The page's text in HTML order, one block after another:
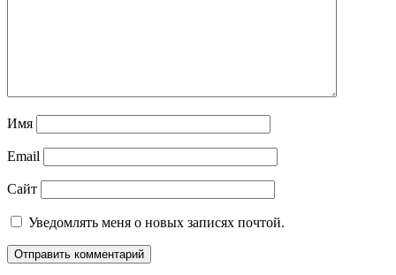
Имя
Email
Сайт
Уведомлять меня о новых записях почтой.